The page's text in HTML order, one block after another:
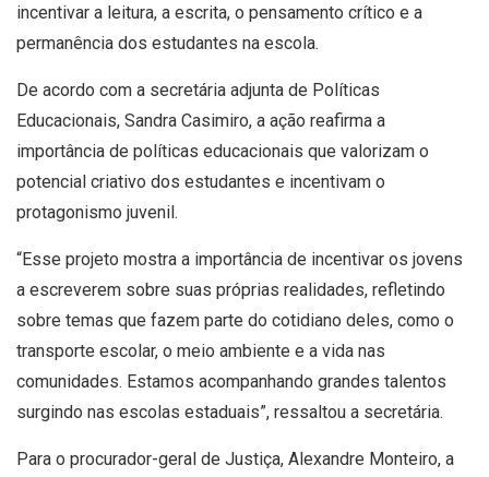
incentivar a leitura, a escrita, o pensamento crítico e a
permanência dos estudantes na escola.
De acordo com a secretária adjunta de Políticas
Educacionais, Sandra Casimiro, a ação reafirma a
importância de políticas educacionais que valorizam o
potencial criativo dos estudantes e incentivam o
protagonismo juvenil.
“Esse projeto mostra a importância de incentivar os jovens
a escreverem sobre suas próprias realidades, refletindo
sobre temas que fazem parte do cotidiano deles, como o
transporte escolar, o meio ambiente e a vida nas
comunidades. Estamos acompanhando grandes talentos
surgindo nas escolas estaduais”, ressaltou a secretária.
Para o procurador-geral de Justiça, Alexandre Monteiro, a